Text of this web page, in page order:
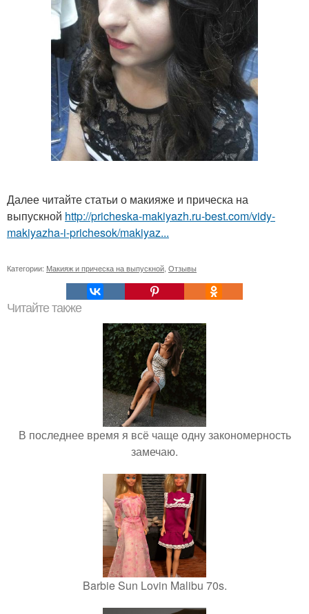
Далее читайте статьи о макияже и прическа на
выпускной http://pricheska-makiyazh.ru-best.com/vidy-
makiyazha-i-prichesok/makiyaz...
Категории: Макияж и прическа на выпускной Отзывы
Читайте также
В последнее время я всё чаще одну закономерность
замечаю.
Barbie Sun Lovin Malibu 70s.